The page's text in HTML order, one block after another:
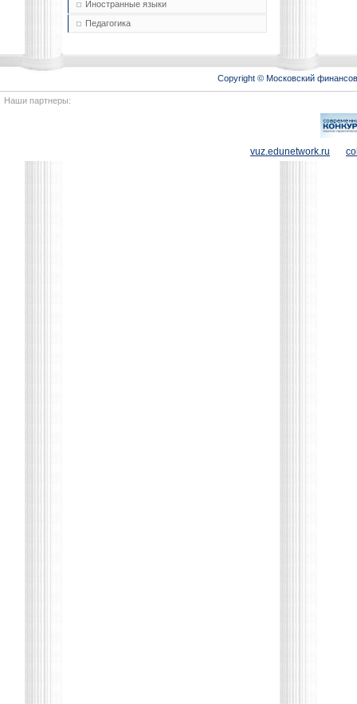
Иностранные языки
Педагогика
Copyright © Московский
Наши партнеры:
vuz.edunetwork.ru